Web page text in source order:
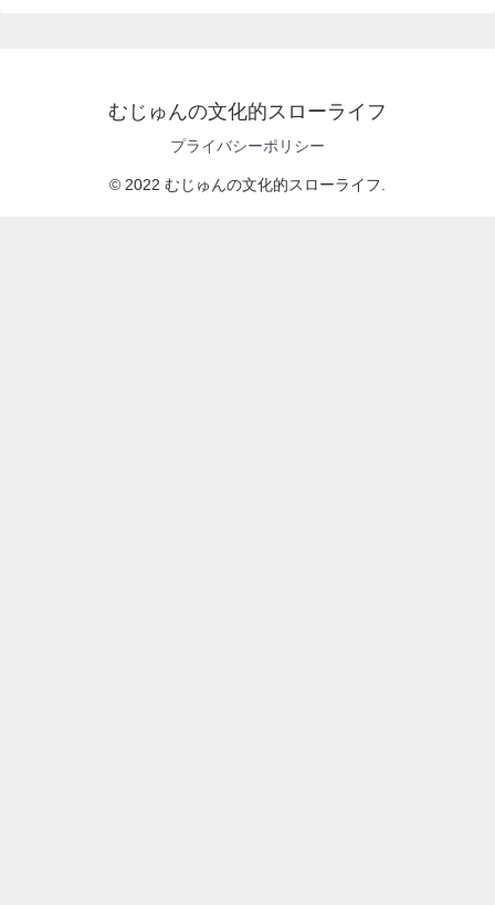
むじゅんの文化的スローライフ
プライバシーポリシー
© 2022 むじゅんの文化的スローライフ.